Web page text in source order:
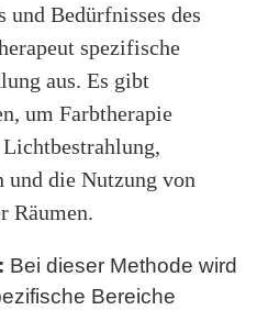
Bedürfnisses des
spezifische
aus. Es gibt
um Farbtherapie
die Nutzung von
Räumen.
Bei dieser Methode wird
Bereiche